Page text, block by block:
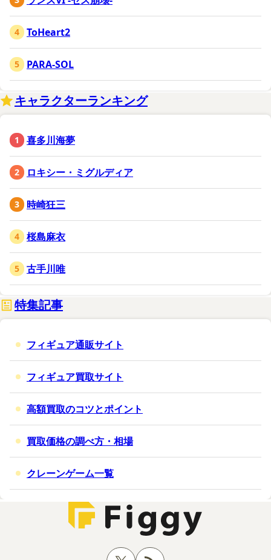
ToHeart2
PARA-SOL
キャラクターランキング
喜多川海夢
ロキシー・ミグルディア
時崎狂三
桜島麻衣
古手川唯
特集記事
フィギュア通販サイト
フィギュア買取サイト
高額買取のコツとポイント
買取価格の調べ方・相場
クレーンゲーム一覧